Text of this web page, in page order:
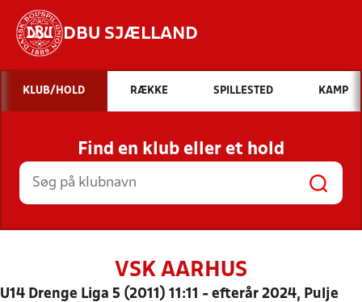
DBU SJÆLLAND
Hvad vil du søge efter?
INDHOLD OG NYHEDER
STILLINGER, RESULTATER, KLUBBER OG
HOLD
KLUB/HOLD RÆKKE SPILLESTED KAMP
Find en klub eller et hold
VSK AARHUS
U14 Drenge Liga 5 (2011) 11:11 - efterår 2024, Pulje